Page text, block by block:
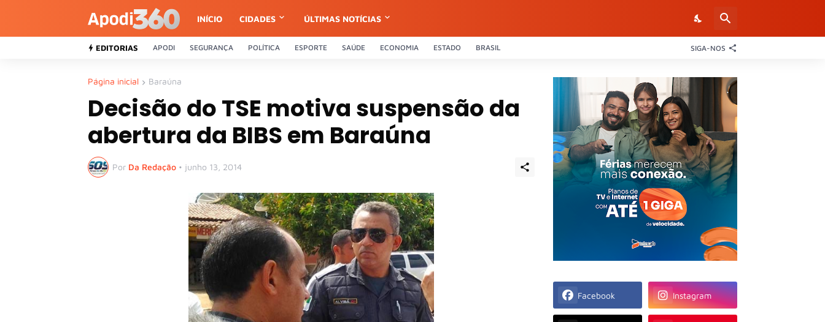
INÍCIO CIDADES ÚLTIMAS NOTÍCIAS
EDITORIAS APODI SEGURANÇA POLÍTICA ESPORTE SAÚDE ECONOMIA ESTADO BRASIL SIGA-NOS
Página inicial Baraúna
Decisão do TSE motiva suspensão da
abertura da BIBS em Baraúna
Por Da Redação • junho 13, 2014
Facebook Instagram